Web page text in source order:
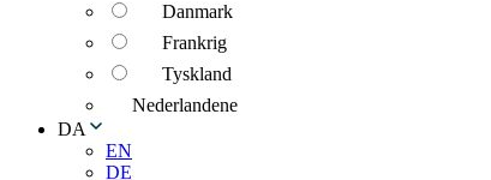
Danmark
Frankrig
Tyskland
Nederlandene
DA
EN
DE